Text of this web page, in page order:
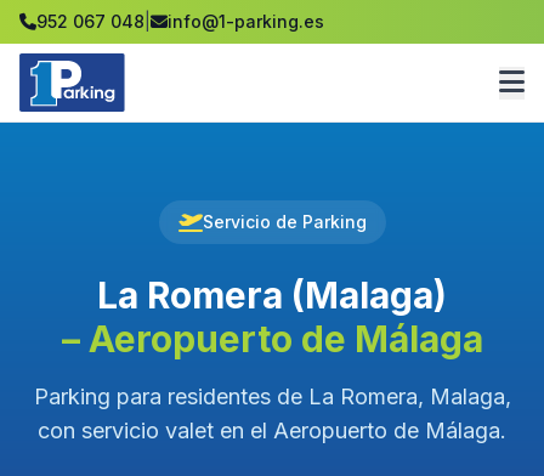
952 067 048 info@1-parking.es
Servicio de Parking
La Romera (Malaga)
– Aeropuerto de Málaga
Parking para residentes de La Romera, Malaga,
con servicio valet en el Aeropuerto de Málaga.